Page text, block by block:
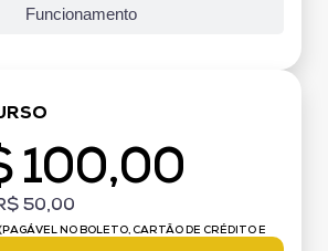
Funcionamento
100,00
50,00
NO BOLETO, CARTÃO DE CRÉDITO E